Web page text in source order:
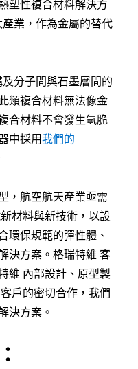
塑性複合材料解決方
業，作為金屬的替代
分子間與石墨層間的
類複合材料無法像金
合材料不會發生氫脆
中採用我們的
，航空航天產業亟需
材料與新技術，以設
環保規範的彈性體、
決方案。格瑞特維 客
維 內部設計、原型製
戶的密切合作，我們
決方案。